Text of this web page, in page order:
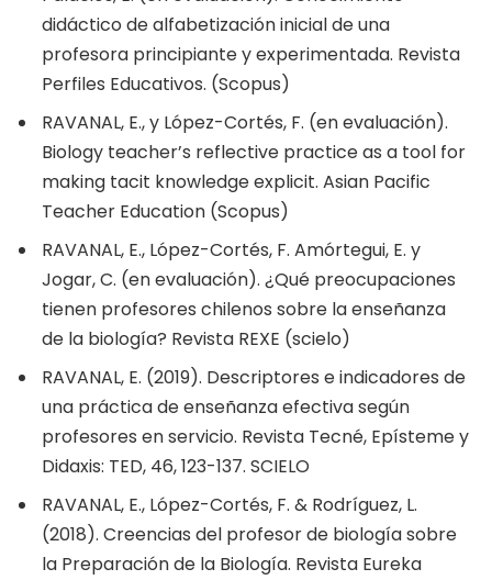
didáctico de alfabetización inicial de una
profesora principiante y experimentada. Revista
Perfiles Educativos. (Scopus)
RAVANAL, E., y López-Cortés, F. (en evaluación).
Biology teacher’s reflective practice as a tool for
making tacit knowledge explicit. Asian Pacific
Teacher Education (Scopus)
RAVANAL, E., López-Cortés, F. Amórtegui, E. y
Jogar, C. (en evaluación). ¿Qué preocupaciones
tienen profesores chilenos sobre la enseñanza
de la biología? Revista REXE (scielo)
RAVANAL, E. (2019). Descriptores e indicadores de
una práctica de enseñanza efectiva según
profesores en servicio. Revista Tecné, Epísteme y
Didaxis: TED, 46, 123-137. SCIELO
RAVANAL, E., López-Cortés, F. & Rodríguez, L.
(2018). Creencias del profesor de biología sobre
la Preparación de la Biología. Revista Eureka